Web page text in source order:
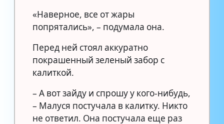
«Наверное, все от жары
попрятались», – подумала она.
Перед ней стоял аккуратно
покрашенный зеленый забор с
калиткой.
– А вот зайду и спрошу у кого-нибудь,
– Малуся постучала в калитку. Никто
не ответил. Она постучала еще раз